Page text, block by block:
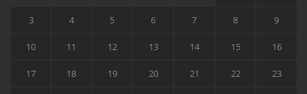
3 4 5 6 7 8 9
10 11 12 13 14 15 16
17 18 19 20 21 22 23